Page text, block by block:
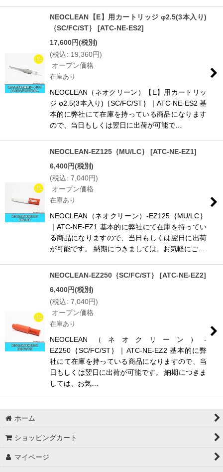
NEOCLEAN【E】用カートリッジ φ2.5(3本入り)
｛SC/FC/ST｝
[ATC-NE-ES2]
17,600円(税別)
(税込: 19,360円)
オープン価格
在庫あり
NEOCLEAN（ネオクリーン）【E】用カートリッ
ジ φ2.5(3本入り)｛SC/FC/ST｝｜ATC-NE-ES2 基
本的に弊社にて在庫を持っている商品になります
ので、当日もしくは翌日に出荷が可能で…
NEOCLEAN-EZ125｛MU/LC｝ [ATC-NE-EZ1]
6,400円(税別)
(税込: 7,040円)
オープン価格
在庫あり
NEOCLEAN（ネオクリーン）-EZ125｛MU/LC｝
｜ATC-NE-EZ1 基本的に弊社にて在庫を持ってい
る商品になりますので、当日もしくは翌日に出荷
が可能です。 納期につきましては、お気軽にご…
NEOCLEAN-EZ250｛SC/FC/ST｝ [ATC-NE-EZ2]
6,400円(税別)
(税込: 7,040円)
オープン価格
在庫あり
NEOCLEAN（ネオクリーン）-
EZ250｛SC/FC/ST｝｜ATC-NE-EZ2 基本的に弊
社にて在庫を持っている商品になりますので、当
日もしくは翌日に出荷が可能です。 納期につきま
しては、お気…
ホーム
ショッピングカート
マイページ